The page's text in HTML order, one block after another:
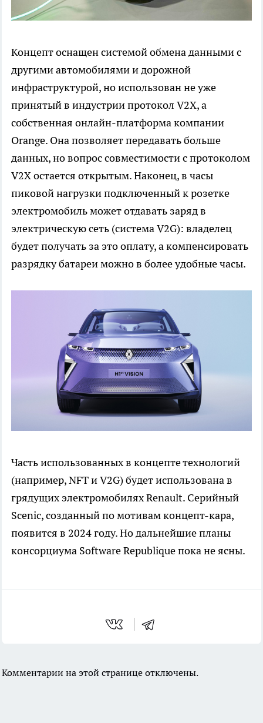
Концепт оснащен системой обмена данными с
другими автомобилями и дорожной
инфраструктурой, но использован не уже
принятый в индустрии протокол V2X, а
собственная онлайн-платформа компании
Orange. Она позволяет передавать больше
данных, но вопрос совместимости с протоколом
V2X остается открытым. Наконец, в часы
пиковой нагрузки подключенный к розетке
электромобиль может отдавать заряд в
электрическую сеть (система V2G): владелец
будет получать за это оплату, а компенсировать
разрядку батареи можно в более удобные часы.
Часть использованных в концепте технологий
(например, NFT и V2G) будет использована в
грядущих электромобилях Renault. Серийный
Scenic, созданный по мотивам концепт-кара,
появится в 2024 году. Но дальнейшие планы
консорциума Software Republique пока не ясны.
Комментарии на этой странице отключены.